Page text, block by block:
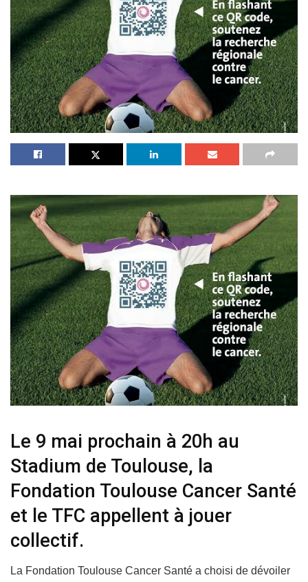
Le 9 mai prochain à 20h au
Stadium de Toulouse, la
Fondation Toulouse Cancer Santé
et le TFC appellent à jouer
collectif.
La Fondation Toulouse Cancer Santé a choisi de dévoiler